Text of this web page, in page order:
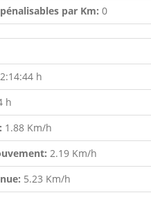
par Km: 0
2:14:44 h
h
1.88 Km/h
2.19 Km/h
5.23 Km/h